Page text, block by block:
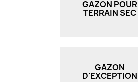
GAZON POUR
TERRAIN SEC
GAZON
D'EXCEPTION